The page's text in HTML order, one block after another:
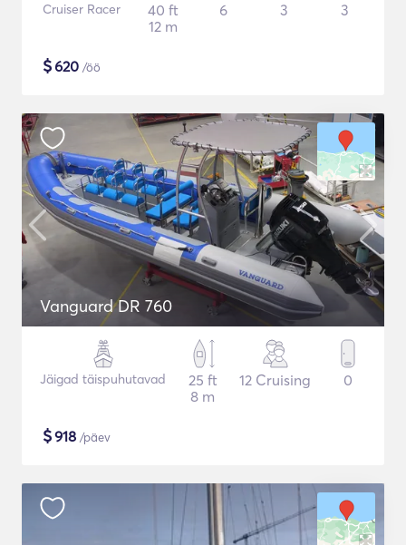
Cruiser Racer
40 ft
12 m
6 3 3
$620 /öö
Vanguard DR 760
Jäigad täispuhutavad
25 ft
8 m
12 Cruising 0
$918 /päev